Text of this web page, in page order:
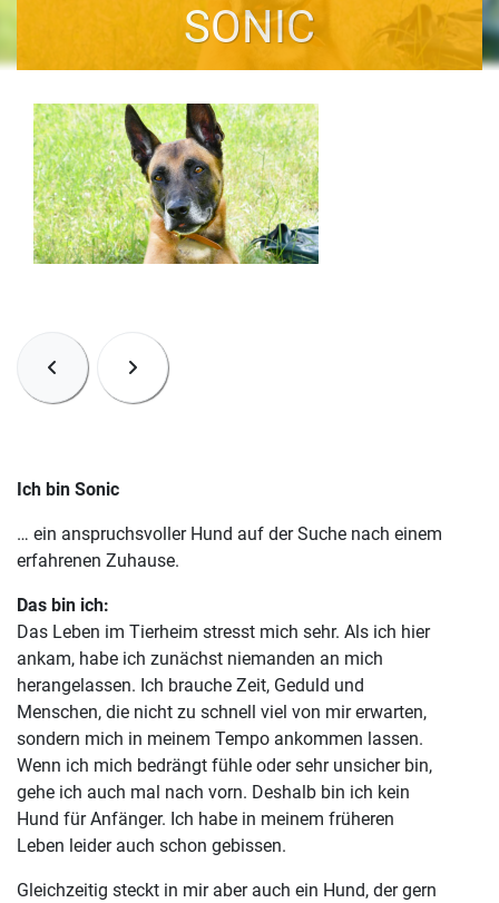
SONIC
Ich bin Sonic
… ein anspruchsvoller Hund auf der Suche nach einem
erfahrenen Zuhause.
Das bin ich:
Das Leben im Tierheim stresst mich sehr. Als ich hier
ankam, habe ich zunächst niemanden an mich
herangelassen. Ich brauche Zeit, Geduld und
Menschen, die nicht zu schnell viel von mir erwarten,
sondern mich in meinem Tempo ankommen lassen.
Wenn ich mich bedrängt fühle oder sehr unsicher bin,
gehe ich auch mal nach vorn. Deshalb bin ich kein
Hund für Anfänger. Ich habe in meinem früheren
Leben leider auch schon gebissen.
Gleichzeitig steckt in mir aber auch ein Hund, der gern